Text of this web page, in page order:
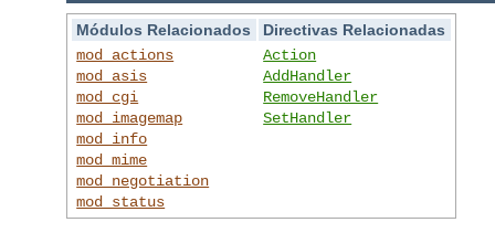
Módulos Relacionados
Directivas Relacionadas
mod_actions
mod_asis
mod_cgi
mod_imagemap
mod_info
mod_mime
mod_negotiation
mod_status
Action
AddHandler
RemoveHandler
SetHandler